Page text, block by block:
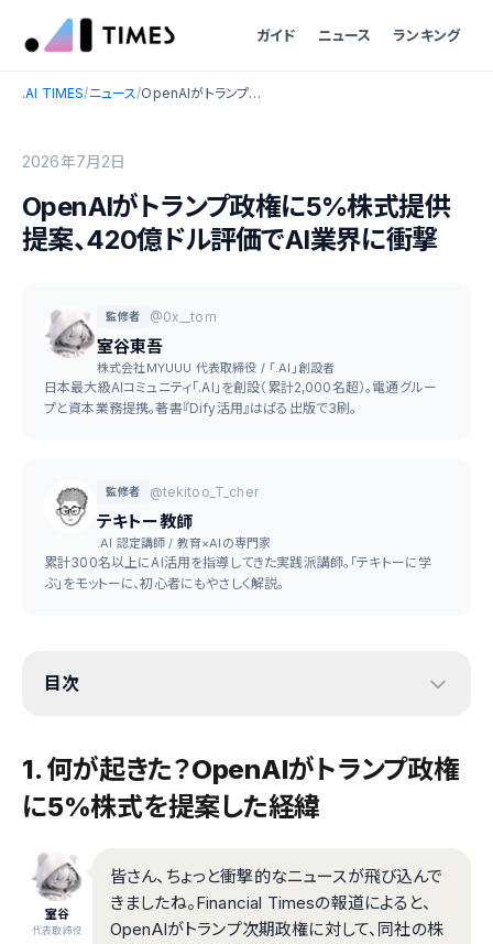
ガイド ニュース ランキング
.AI TIMES/ニュース/ OpenAIがトランプ政権に5%株式提供提案、420億ドル評価でAI業界に衝撃
2026年7月2日
OpenAIがトランプ政権に5%株式提供
提案、420億ドル評価でAI業界に衝撃
監修者 @0x__tom
室谷東吾
株式会社MYUUU 代表取締役 / 「.AI」創設者
日本最大級AIコミュニティ「.AI」を創設（累計2,000名超）。電通グルー
プと資本業務提携。著書『Dify活用』はぱる出版で3刷。
監修者 @tekitoo_T_cher
テキトー教師
.AI 認定講師 / 教育×AIの専門家
累計300名以上にAI活用を指導してきた実践派講師。「テキトーに学
ぶ」をモットーに、初心者にもやさしく解説。
目次
1. 何が起きた？OpenAIがトランプ政権
に5%株式を提案した経緯
室谷
代表取締役
皆さん、ちょっと衝撃的なニュースが飛び込んで
きましたね。Financial Timesの報道によると、
OpenAIがトランプ次期政権に対して、同社の株